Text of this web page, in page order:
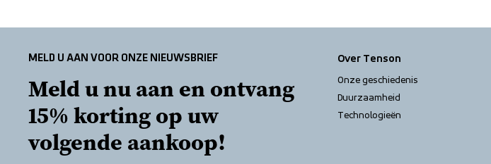
MELD U AAN VOOR ONZE NIEUWSBRIEF
Meld u nu aan en ontvang
15% korting op uw
volgende aankoop!
Over Tenson
Onze geschiedenis
Duurzaamheid
Technologieën